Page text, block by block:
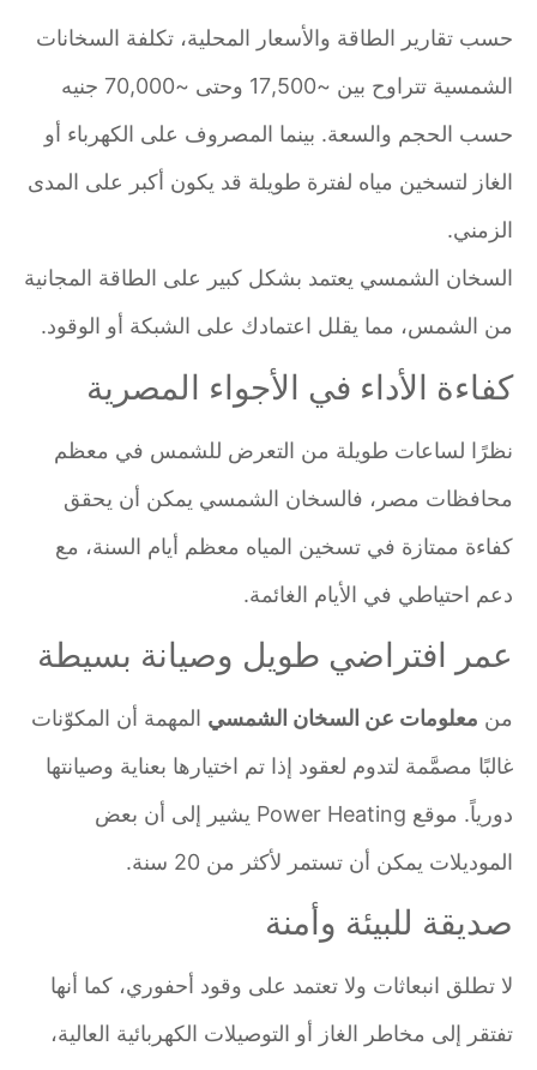
حسب تقارير الطاقة والأسعار المحلية، تكلفة السخانات
الشمسية تتراوح بين ~17,500 وحتى ~70,000 جنيه
حسب الحجم والسعة. بينما المصروف على الكهرباء أو
الغاز لتسخين مياه لفترة طويلة قد يكون أكبر على المدى
الزمني.
السخان الشمسي يعتمد بشكل كبير على الطاقة المجانية
من الشمس، مما يقلل اعتمادك على الشبكة أو الوقود.
كفاءة الأداء في الأجواء المصرية
نظرًا لساعات طويلة من التعرض للشمس في معظم
محافظات مصر، فالسخان الشمسي يمكن أن يحقق
كفاءة ممتازة في تسخين المياه معظم أيام السنة، مع
دعم احتياطي في الأيام الغائمة.
عمر افتراضي طويل وصيانة بسيطة
منمعلومات عن السخان الشمسيالمهمة أن المكوّنات
غالبًا مصمَّمة لتدوم لعقود إذا تم اختيارها بعناية وصيانتها
دورياً. موقع Power Heating يشير إلى أن بعض
الموديلات يمكن أن تستمر لأكثر من 20 سنة.
صديقة للبيئة وأمنة
لا تطلق انبعاثات ولا تعتمد على وقود أحفوري، كما أنها
تفتقر إلى مخاطر الغاز أو التوصيلات الكهربائية العالية،